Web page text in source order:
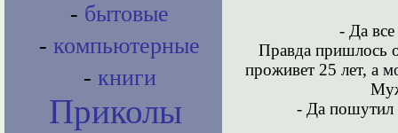
- бытовые
- компьютерные
- книги
Приколы
- Да
Правда пришлось
проживет 25 лет, а
- Да пошутил